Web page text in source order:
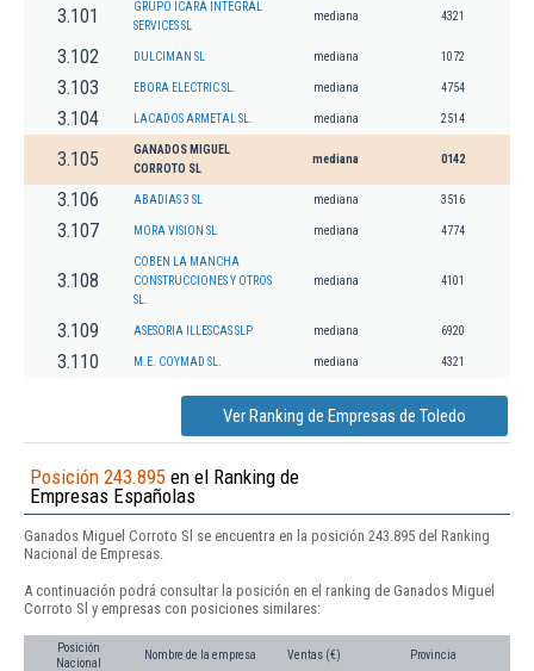
3.101
GRUPO ICARA INTEGRAL
SERVICES SL
mediana 4321
3.102 DULCIMAN SL mediana 1072
3.103 EBORA ELECTRIC SL. mediana 4754
3.104 LACADOS ARMETAL SL. mediana 2514
3.105
GANADOS MIGUEL
CORROTO SL
mediana 0142
3.106 ABADIAS 3 SL mediana 3516
3.107 MORA VISION SL mediana 4774
3.108
COBEN LA MANCHA
CONSTRUCCIONES Y OTROS
SL.
mediana 4101
3.109 ASESORIA ILLESCAS SLP mediana 6920
3.110 M.E. COYMAD SL. mediana 4321
Ver Ranking de Empresas de Toledo
Posición 243.895 en el Ranking de
Empresas Españolas
Ganados Miguel Corroto Sl se encuentra en la posición 243.895 del Ranking
Nacional de Empresas.
A continuación podrá consultar la posición en el ranking de Ganados Miguel
Corroto Sl y empresas con posiciones similares:
Posición
Nacional
Nombre de la empresa Ventas (€) Provincia